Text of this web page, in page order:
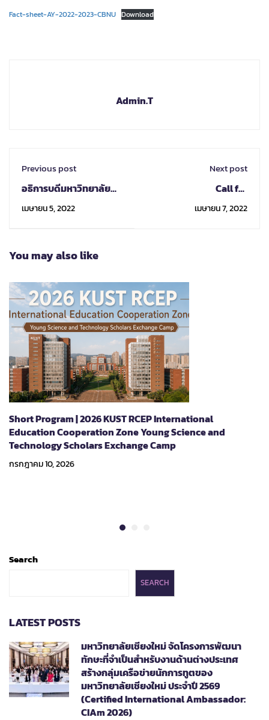
Fact-sheet-AY-2022-2023-CBNU Download
Admin.T
Previous post
อธิการบดีมหาวิทยาลัย
กุงสุลกิตติมศักดิ์ ฮังการี
เมษายน 5, 2022
Next post
Call for
Online Summer
เมษายน 7, 2022
You may also like
Short Program | 2026 KUST RCEP International
Education Cooperation Zone Young Science and
Technology Scholars Exchange Camp
กรกฎาคม 10, 2026
Search
SEARCH
LATEST POSTS
มหาวิทยาลัยเชียงใหม่ จัดโครงการพัฒนา
ทักษะที่จำเป็นสำหรับงานด้านต่างประเทศ
สร้างกลุ่มเครือข่ายนักการทูตของ
มหาวิทยาลัยเชียงใหม่ ประจำปี 2569
(Certified International Ambassador:
CIAm 2026)